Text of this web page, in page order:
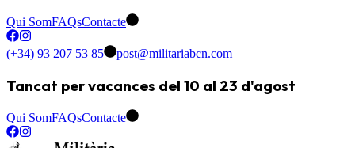
Qui SomFAQsContacte
(+34) 93 207 53 85 post@militariabcn.com
Tancat per vacances del 10 al 23 d'agost
Qui SomFAQsContacte